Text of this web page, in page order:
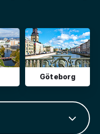
Göteborg